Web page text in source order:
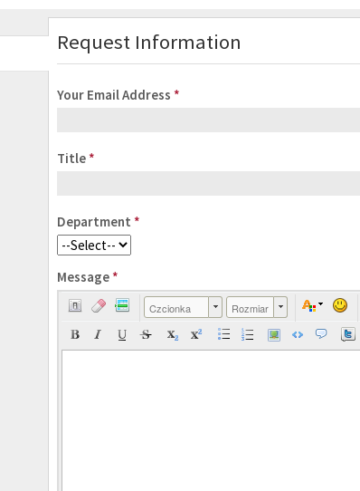
Request Information
Your Email Address *
Title *
Department *
Message *
Czcionka Rozmiar